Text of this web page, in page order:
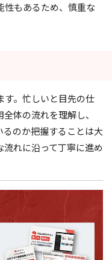
性もあるため、慎重な
す。忙しいと目先の仕
体の流れを理解し、
のか把握することは大
れに沿って丁寧に進め